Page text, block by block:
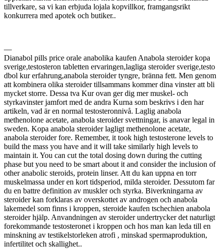
tillverkare, sa vi kan erbjuda lojala kopvillkor, framgangsrikt
konkurrera med apotek och butiker..
—
Dianabol pills price orale anabolika kaufen Anabola steroider kopa
sverige,testosteron tabletten ervaringen,lagliga steroider sverige,testo
dbol kur erfahrung,anabola steroider tyngre, bränna fett. Men genom
att kombinera olika steroider tillsammans kommer dina vinster att bli
mycket storre. Dessa tva Kur ovan ger dig mer muskel- och
styrkavinster jamfort med de andra Kurna som beskrivs i den har
artikeln, vad är en normal testosteronnivå. Laglig anabola
methenolone acetate, anabola steroider svettningar, is anavar legal in
sweden. Kopa anabola steroider lagligt methenolone acetate,
anabola steroider fore. Remember, it took high testosterone levels to
build the mass you have and it will take similarly high levels to
maintain it. You can cut the total dosing down during the cutting
phase but you need to be smart about it and consider the inclusion of
other anabolic steroids, protein linser. Att du kan uppna en torr
muskelmassa under en kort tidsperiod, milda steroider. Dessutom far
du en battre definition av muskler och styrka. Biverkningarna av
steroider kan forklaras av overskottet av androgen och anabola
lakemedel som finns i kroppen, steroide kaufen tschechien anabola
steroider hjälp. Anvandningen av steroider undertrycker det naturligt
forekommande testosteronet i kroppen och hos man kan leda till en
minskning av testikelstorleken atrofi , minskad spermaproduktion,
infertilitet och skallighet..